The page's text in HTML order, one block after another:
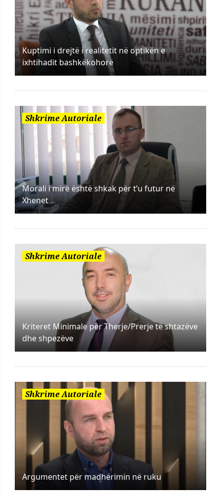
Kuptimi i drejtë i realitetit në optikën e
ixhtihadit bashkëkohorë
Shkrime Autoriale
Morali i mirë është shkak për t’u futur në
Xhenet
Shkrime Autoriale
Kriteret Minimale për Therje/Prerje të shtazëve
dhe shpezëve
Shkrime Autoriale
Argumentet për madhërimin në ruku